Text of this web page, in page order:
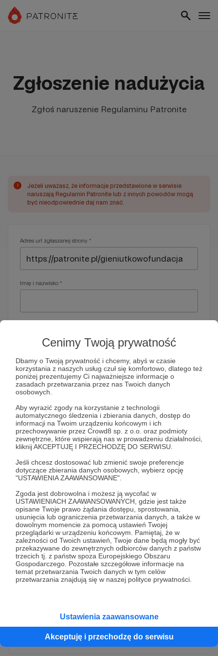
Cenimy Twoją prywatność
Dbamy o Twoją prywatność i chcemy, abyś w czasie
korzystania z naszych usług czuł się komfortowo, dlatego też
poniżej prezentujemy Ci najważniejsze informacje o
zasadach przetwarzania przez nas Twoich danych
osobowych.
Aby wyrazić zgody na korzystanie z technologii
automatycznego śledzenia i zbierania danych, dostęp do
informacji na Twoim urządzeniu końcowym i ich
przechowywanie przez Crowd8 sp. z o.o. oraz podmioty
zewnętrzne, które wspierają nas w prowadzeniu działalności,
kliknij AKCEPTUJĘ I PRZECHODZĘ DO SERWISU.
Jeśli chcesz dostosować lub zmienić swoje preferencje
dotyczące zbierania danych osobowych, wybierz opcję
"USTAWIENIA ZAAWANSOWANE".
Zgoda jest dobrowolna i możesz ją wycofać w
USTAWIENIACH ZAAWANSOWANYCH, gdzie jest także
opisane Twoje prawo żądania dostępu, sprostowania,
usunięcia lub ograniczenia przetwarzania danych, a także w
dowolnym momencie za pomocą ustawień Twojej
przeglądarki w urządzeniu końcowym. Pamiętaj, że w
zależności od Twoich ustawień, Twoje dane będą mogły być
przekazywane do zewnętrznych odbiorców danych z państw
trzecich tj. z państw spoza Europejskiego Obszaru
Gospodarczego. Pozostałe szczegółowe informacje na
temat przetwarzania Twoich danych w tym celów
przetwarzania znajdują się w naszej polityce prywatności.
Ustawienia zaawansowane
Akceptuję i przechodzę do serwisu
Zgłoszenie nadużycia
Zgłoś naruszenie Regulaminu Patronite
!
Jeżeli uważasz, że informacje przedstawione w serwisie
naruszają Regulamin Patronite lub z innych powodów mogą
być nieodpowiednie daj nam znać.
Adres url zgłaszanej strony *
Imię i nazwisko *
Telefon *
dodatkowe pytania
Treść wiadomości *
* Wyrażam zgodę na przetwarzanie moich danych
osobowych przez Patronite
Administratorem Twoich danych osobowych jest Crowd8 sp. z o.o.
z siedziba w Warszawie, ul. Żwirki i Wigury 16, 02-092 Warszawa.
Twoje dane osobowe będą przetwarzane w szczególności w celu
wykonania umowy zawartej z Tobą, w tym do umożliwienia
Gwarantujemy spełnienie wszystkich Twoich praw wynikających
z ogólnego rozporządzenia o ochronie danych, tj. prawo dostępu,
sprostowania oraz usunięcia Twoich danych, ograniczenia ich
rozwiń zgodę
Wyślij zgłoszenie